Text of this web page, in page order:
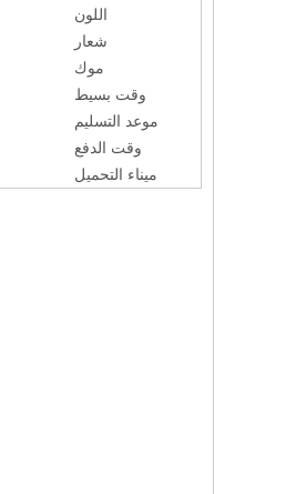
اللون
شعار
موك
وقت بسيط
موعد التسليم
وقت الدفع
ميناء التحميل